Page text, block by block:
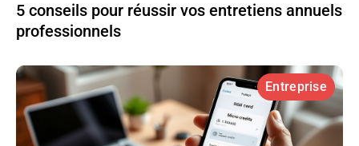
5 conseils pour réussir vos entretiens annuels
professionnels
Entreprise